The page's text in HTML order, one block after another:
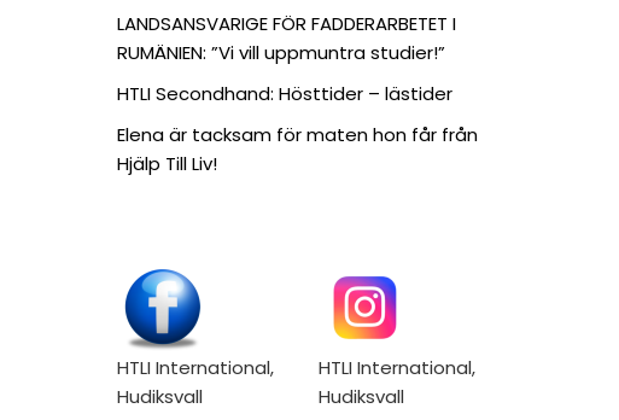
LANDSANSVARIGE FÖR FADDERARBETET I
RUMÄNIEN: ”Vi vill uppmuntra studier!”
HTLI Secondhand: Hösttider – lästider
Elena är tacksam för maten hon får från
Hjälp Till Liv!
HTLI International,
Hudiksvall
HTLI International,
Hudiksvall